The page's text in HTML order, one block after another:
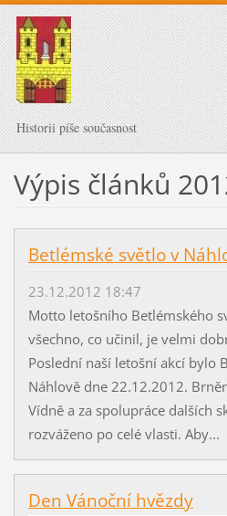
Historii píše současnost
Výpis článků
Betlémské světlo v
23.12.2012 18:47
Motto letošního Betlémského
všechno, co učinil, je velmi
Poslední naší letošní akcí bylo
Náhlově dne 22.12.2012.
Vídně a za spolupráce dalších
rozváženo po celé vlasti. Aby...
Den Vánoční hvězdy